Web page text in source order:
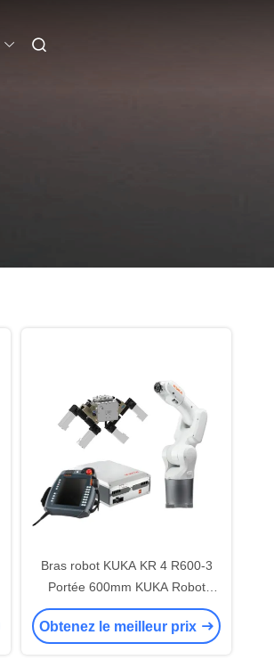
Bras robot KUKA KR 4 R600-3
Portée 600mm KUKA Robot
industriel 6 axes Robot de
prélèvement et de placement
Obtenez le meilleur prix